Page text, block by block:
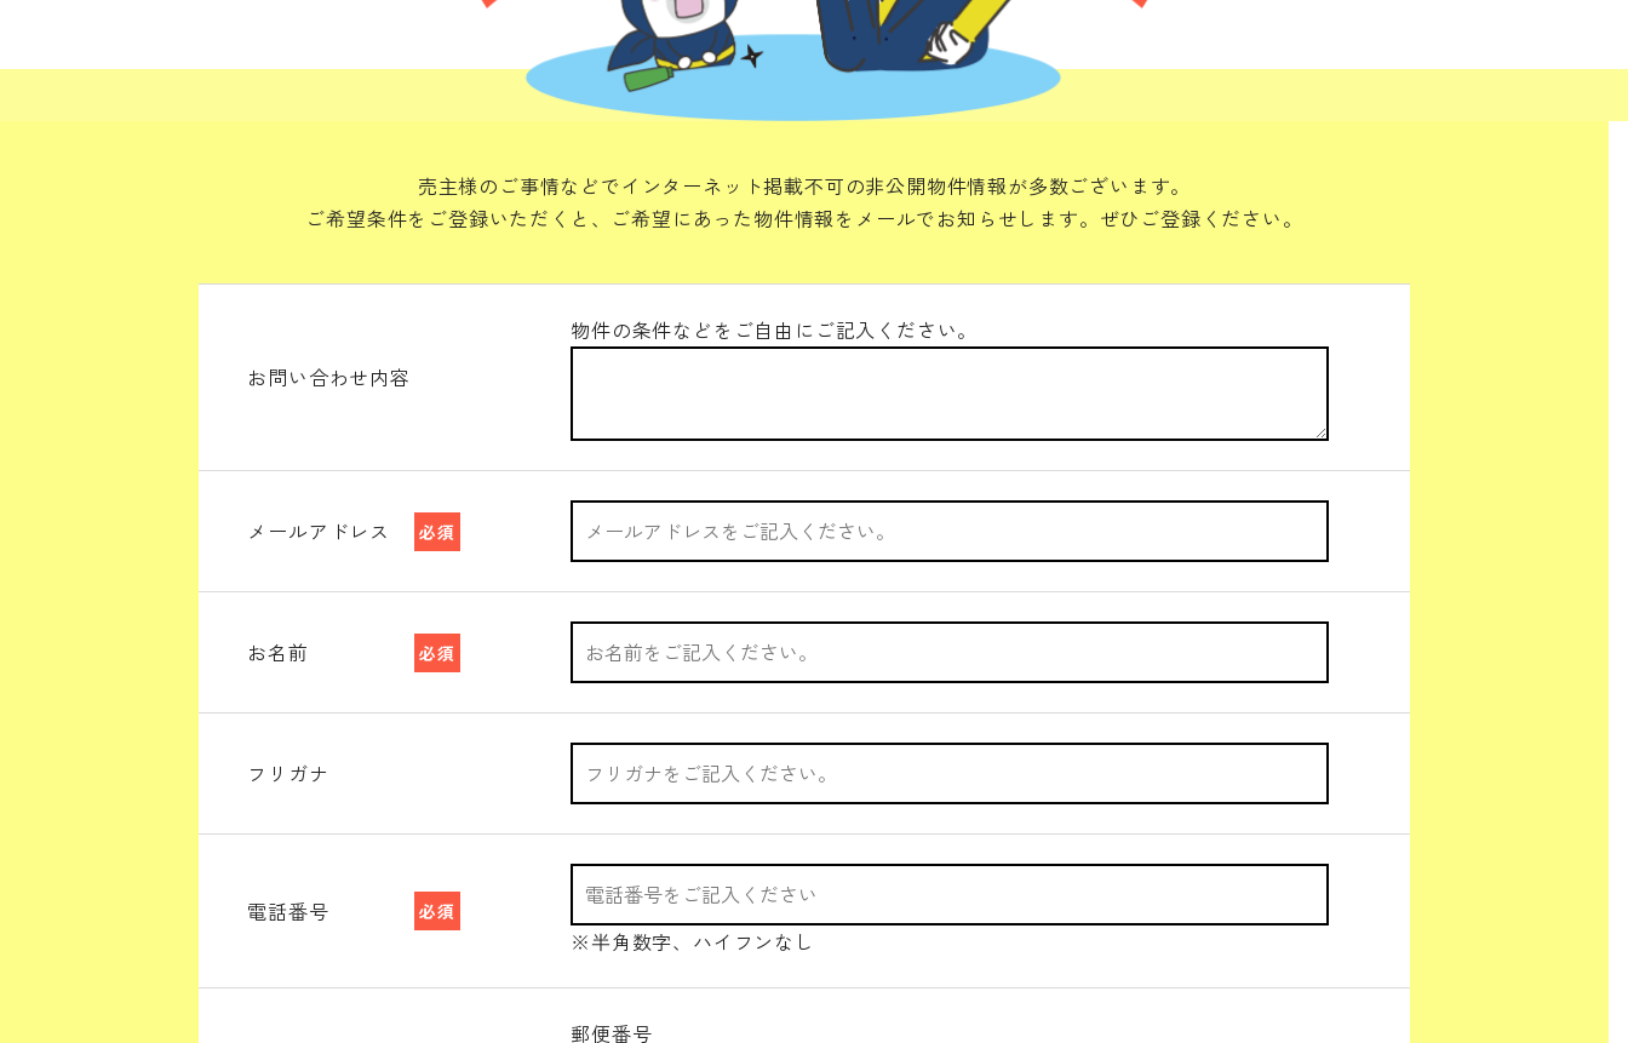
売主様のご事情などでインターネット掲載不可の非公開物件情報が多数ございます。
ご希望条件をご登録いただくと、ご希望にあった物件情報をメールでお知らせします。ぜひご登録ください。
お問い合わせ内容
物件の条件などをご自由にご記入ください。
メールアドレス 必須
お名前 必須
フリガナ
電話番号 必須
※半角数字、ハイフンなし
郵便番号